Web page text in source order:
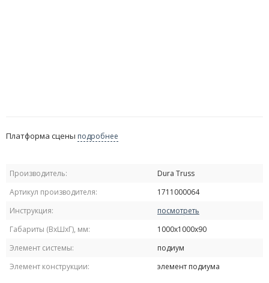
Платформа сцены подробнее
Производитель:
Dura Truss
Артикул производителя:
1711000064
Инструкция:
посмотреть
Габариты (ВxШxГ), мм:
1000х1000х90
Элемент системы:
подиум
Элемент конструкции:
элемент подиума